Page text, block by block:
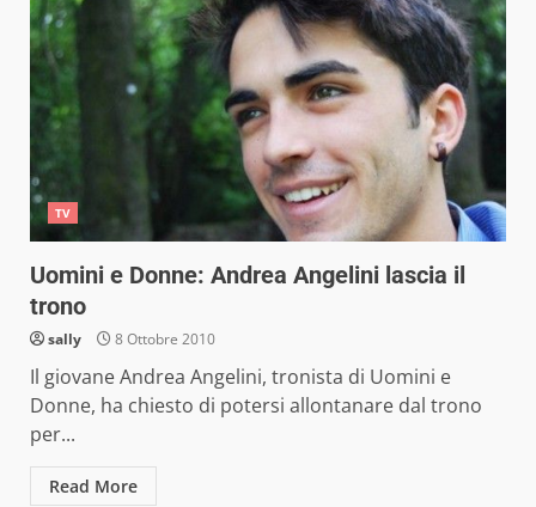
TV
Uomini e Donne: Andrea Angelini lascia il
trono
sally 8 Ottobre 2010
Il giovane Andrea Angelini, tronista di Uomini e
Donne, ha chiesto di potersi allontanare dal trono
per...
Read More